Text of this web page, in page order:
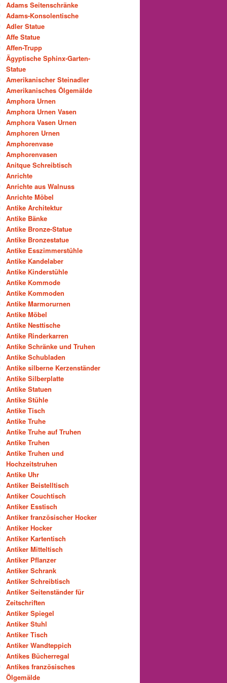
Adams Seitenschränke
Adams-Konsolentische
Adler Statue
Affe Statue
Affen-Trupp
Ägyptische Sphinx-Garten-
Statue
Amerikanischer Steinadler
Amerikanisches Ölgemälde
Amphora Urnen
Amphora Urnen Vasen
Amphora Vasen Urnen
Amphoren Urnen
Amphorenvase
Amphorenvasen
Anitque Schreibtisch
Anrichte
Anrichte aus Walnuss
Anrichte Möbel
Antike Architektur
Antike Bänke
Antike Bronze-Statue
Antike Bronzestatue
Antike Esszimmerstühle
Antike Kandelaber
Antike Kinderstühle
Antike Kommode
Antike Kommoden
Antike Marmorurnen
Antike Möbel
Antike Nesttische
Antike Rinderkarren
Antike Schränke und Truhen
Antike Schubladen
Antike silberne Kerzenständer
Antike Silberplatte
Antike Statuen
Antike Stühle
Antike Tisch
Antike Truhe
Antike Truhe auf Truhen
Antike Truhen
Antike Truhen und
Hochzeitstruhen
Antike Uhr
Antiker Beistelltisch
Antiker Couchtisch
Antiker Esstisch
Antiker französischer Hocker
Antiker Hocker
Antiker Kartentisch
Antiker Mitteltisch
Antiker Pflanzer
Antiker Schrank
Antiker Schreibtisch
Antiker Seitenständer für
Zeitschriften
Antiker Spiegel
Antiker Stuhl
Antiker Tisch
Antiker Wandteppich
Antikes Bücherregal
Antikes französisches
Ölgemälde